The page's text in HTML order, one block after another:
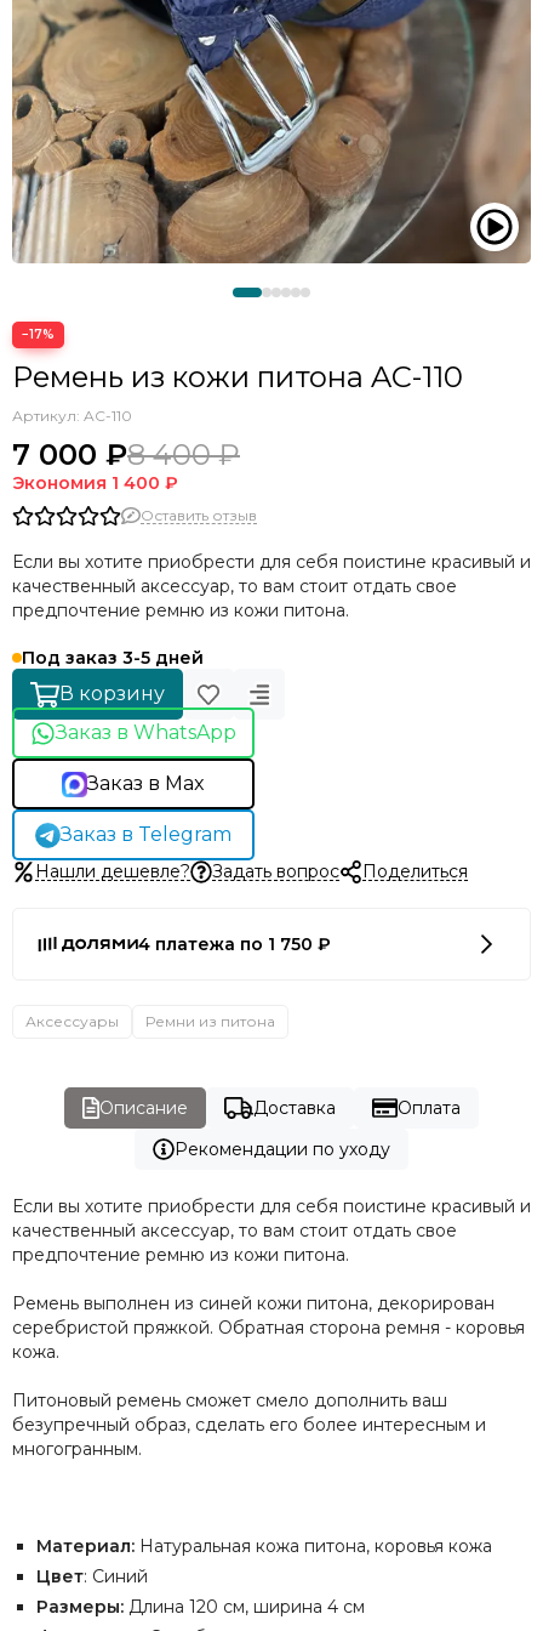
−17%
Ремень из кожи питона AC-110
Артикул: AC-110
7 000 ₽8 400 ₽
Экономия 1 400 ₽
Оставить отзыв
Если вы хотите приобрести для себя поистине красивый и
качественный аксессуар, то вам стоит отдать свое
предпочтение ремню из кожи питона.
Под заказ 3-5 дней
В корзину
Заказ в WhatsApp
Заказ в Max
Заказ в Telegram
Нашли дешевле? Задать вопрос Поделиться
4 платежа по 1 750 ₽
Аксессуары Ремни из питона
Описание Доставка
Оплата
Рекомендации по уходу
Если вы хотите приобрести для себя поистине красивый и
качественный аксессуар, то вам стоит отдать свое
предпочтение ремню из кожи питона.
Ремень выполнен из синей кожи питона, декорирован
серебристой пряжкой. Обратная сторона ремня - коровья
кожа.
Питоновый ремень сможет смело дополнить ваш
безупречный образ, сделать его более интересным и
многогранным.
Материал: Натуральная кожа питона, коровья кожа
Цвет: Синий
Размеры: Длина 120 см, ширина 4 см